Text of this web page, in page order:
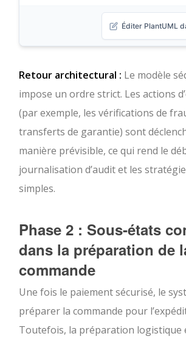
Éditer PlantUML
Retour architectural : Le modèle
impose un ordre strict. Les actions
(par exemple, les vérifications de
transferts de garantie) sont
manière prévisible, ce qui rend le
journalisation d’audit et les
simples.
Phase 2 : Sous-états
dans la préparation de
commande
Une fois le paiement sécurisé, le
préparer la commande pour
Toutefois, la préparation logistique